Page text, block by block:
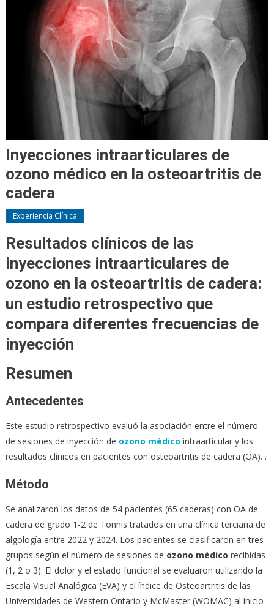
Inyecciones intraarticulares de
ozono médico en la osteoartritis de
cadera
Experiencia Clínica
Resultados clínicos de las
inyecciones intraarticulares de
ozono en la osteoartritis de cadera:
un estudio retrospectivo que
compara diferentes frecuencias de
inyección
Resumen
Antecedentes
Este estudio retrospectivo evaluó la asociación entre el número
de sesiones de inyección de ozono médico intraarticular y los
resultados clínicos en pacientes con osteoartritis de cadera (OA). .
Método
Se analizaron los datos de 54 pacientes (65 caderas) con OA de
cadera de grado 1-2 de Tönnis tratados en una clínica terciaria de
algología entre 2022 y 2024. Los pacientes se clasificaron en tres
grupos según el número de sesiones de ozono médico recibidas
(1, 2 o 3). El dolor y el estado funcional se evaluaron utilizando la
Escala Visual Analógica (EVA) y el índice de Osteoartritis de las
Universidades de Western Ontario y McMaster (WOMAC) al inicio